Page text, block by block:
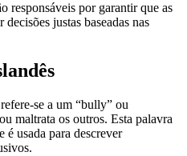
responsáveis por garantir que as
justas baseadas nas
refere-se a um “bully” ou
maltrata os outros. Esta palavra
é usada para descrever